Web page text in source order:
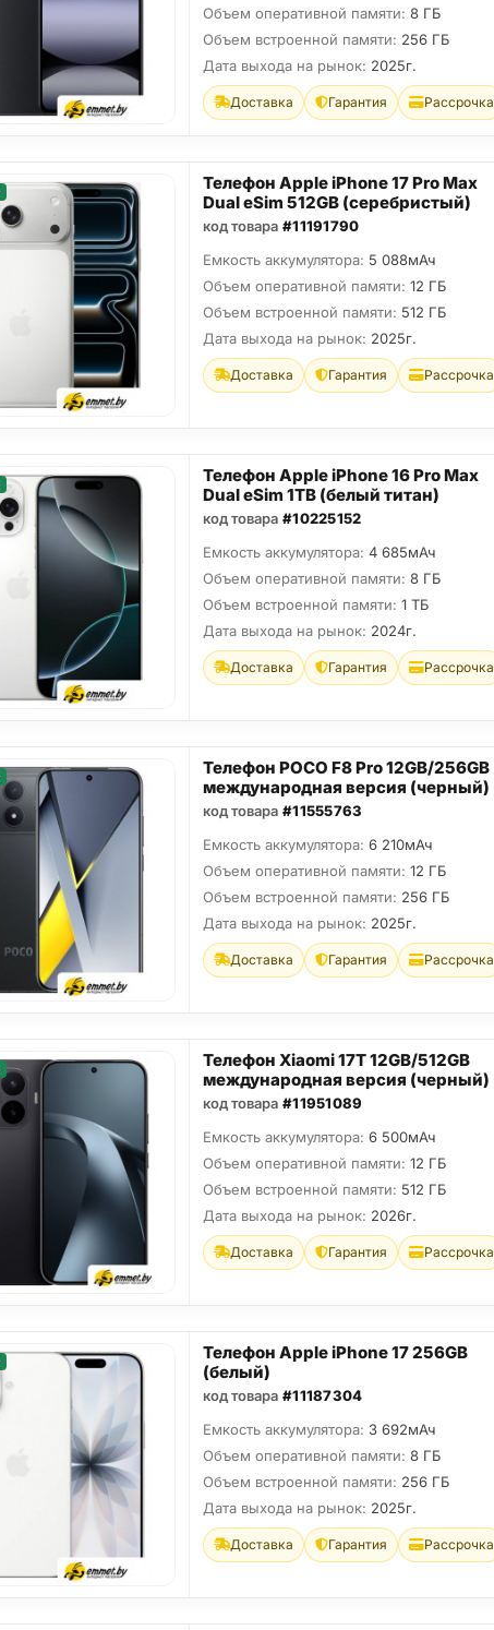
Объем оперативной памяти: 8 ГБ
Объем встроенной памяти: 256 ГБ
Дата выхода на рынок: 2025г.
Доставка Гарантия Рассрочка
Телефон Apple iPhone 17 Pro Max
Dual eSim 512GB (серебристый)
код товара #11191790
Емкость аккумулятора: 5 088мАч
Объем оперативной памяти: 12 ГБ
Объем встроенной памяти: 512 ГБ
Дата выхода на рынок: 2025г.
Доставка Гарантия Рассрочка
Телефон Apple iPhone 16 Pro Max
Dual eSim 1TB (белый титан)
код товара #10225152
Емкость аккумулятора: 4 685мАч
Объем оперативной памяти: 8 ГБ
Объем встроенной памяти: 1 ТБ
Дата выхода на рынок: 2024г.
Доставка Гарантия Рассрочка
Телефон POCO F8 Pro 12GB/256GB
международная версия (черный)
код товара #11555763
Емкость аккумулятора: 6 210мАч
Объем оперативной памяти: 12 ГБ
Объем встроенной памяти: 256 ГБ
Дата выхода на рынок: 2025г.
Доставка Гарантия Рассрочка
Телефон Xiaomi 17T 12GB/512GB
международная версия (черный)
код товара #11951089
Емкость аккумулятора: 6 500мАч
Объем оперативной памяти: 12 ГБ
Объем встроенной памяти: 512 ГБ
Дата выхода на рынок: 2026г.
Доставка Гарантия Рассрочка
Телефон Apple iPhone 17 256GB
(белый)
код товара #11187304
Емкость аккумулятора: 3 692мАч
Объем оперативной памяти: 8 ГБ
Объем встроенной памяти: 256 ГБ
Дата выхода на рынок: 2025г.
Доставка Гарантия Рассрочка